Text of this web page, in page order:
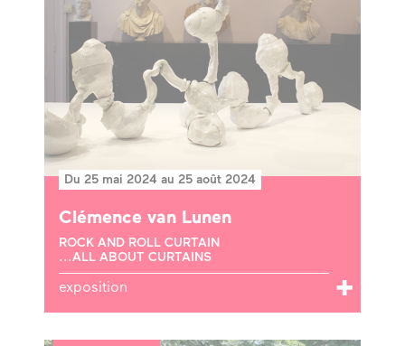
Du 25 mai 2024 au 25 août 2024
Clémence van Lunen
ROCK AND ROLL CURTAIN
...ALL ABOUT CURTAINS
exposition